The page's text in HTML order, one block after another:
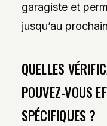
garagiste et
jusqu’au
QUELLES
POUVEZ-VOUS
SPÉCIFIQUES ?